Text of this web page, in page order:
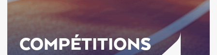
COMPÉTITIONS